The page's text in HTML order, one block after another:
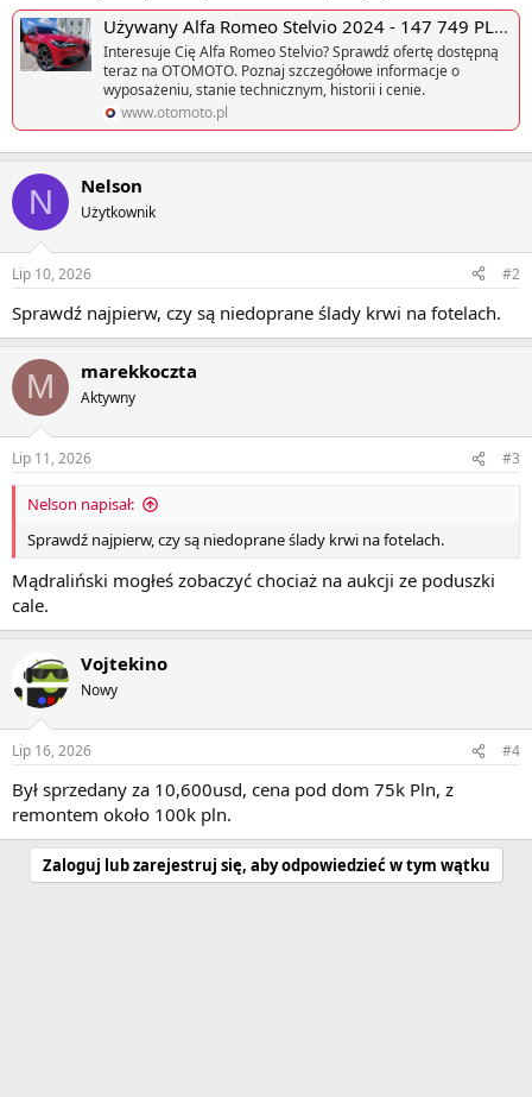
Używany Alfa Romeo Stelvio 2024 - 147 749 PLN, 47 300 km - Otomoto.pl
Interesuje Cię Alfa Romeo Stelvio? Sprawdź ofertę dostępną
teraz na OTOMOTO. Poznaj szczegółowe informacje o
wyposażeniu, stanie technicznym, historii i cenie.
www.otomoto.pl
N Nelson
Użytkownik
Lip 10, 2026 #2
Sprawdź najpierw, czy są niedoprane ślady krwi na fotelach.
M marekkoczta
Aktywny
Lip 11, 2026 #3
Nelson napisał:
Sprawdź najpierw, czy są niedoprane ślady krwi na fotelach.
Mądraliński mogłeś zobaczyć chociaż na aukcji ze poduszki
cale.
Vojtekino
Nowy
Lip 16, 2026 #4
Był sprzedany za 10,600usd, cena pod dom 75k Pln, z
remontem około 100k pln.
Zaloguj lub zarejestruj się, aby odpowiedzieć w tym wątku